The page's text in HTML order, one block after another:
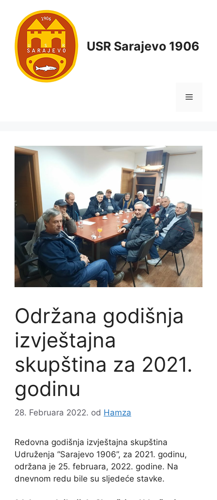
USR Sarajevo 1906
Održana godišnja
izvještajna
skupština za 2021.
godinu
28. Februara 2022. od Hamza
Redovna godišnja izvještajna skupština
Udruženja “Sarajevo 1906”, za 2021. godinu,
održana je 25. februara, 2022. godine. Na
dnevnom redu bile su sljedeće stavke.